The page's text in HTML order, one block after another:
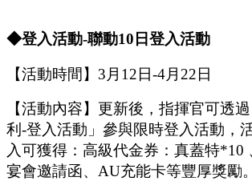
◆登入活動-聯動10 日登入活動
【活動時間】 3月 12 日-4月 22 日
【活動內容】 更新後，指揮官可透
利-登入活動 」 參與限時登入活動，
入可獲得：高級代金券： 真蓋特*10
宴會邀請函、 AU充能卡等豐厚獎勵。